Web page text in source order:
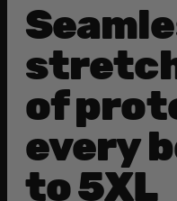
of
every
to 5XL